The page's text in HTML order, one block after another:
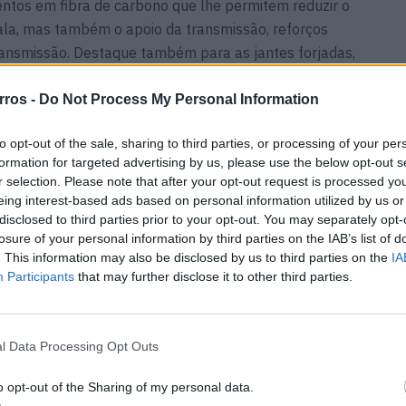
- Do Not Process My Personal Information
opt-out of the sale, sharing to third parties, or processing of your
for targeted advertising by us, please use the below opt-out
selection. Please note that after your opt-out request is processed
interest-based ads based on personal information utilized by us
to third parties prior to your opt-out. You may separately
of your personal information by third parties on the IAB’s list of
This information may also be disclosed by us to third parties on the
Participants that may further disclose it to other third parties.
Data Processing Opt Outs
opt-out of the Sharing of my personal data.
em fibra de carbono que lhe permitem reduzir o
mas também o apoio da transmissão, reforços
Destaque também para as jantes forjadas,
dianteiro e traseiro mais finos.
decorativos específicos, com revestimentos
pespontos em preto e laranja, além de aplicações
com puxadores das portas de laço. Entre as
e um AMG Track Package que acrescenta uma
cintos de segurança de quatro apoios e um extintor.